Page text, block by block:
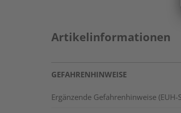
Artikelinformationen
GEFAHRENHINWEISE
Ergänzende Gefahrenhinweise (EUH-